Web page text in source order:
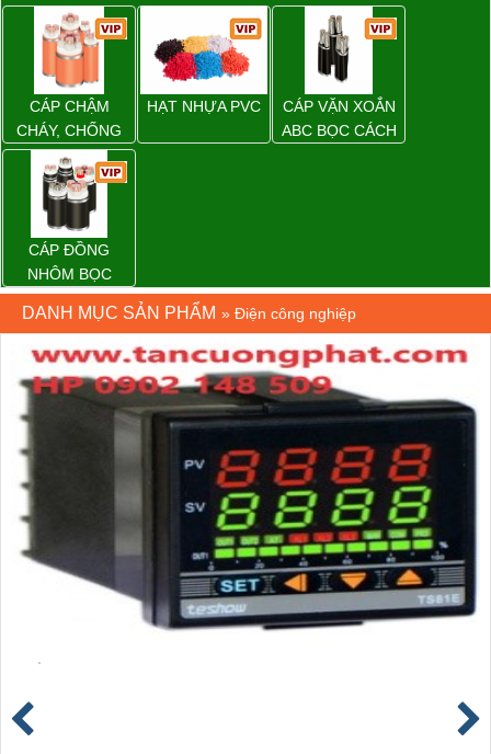
THUẬT ĐIỆN
CÁP CHẬM
CHÁY, CHỐNG
CHÁY
HẠT NHỰA PVC
CÁP VẶN XOẮN
ABC BỌC CÁCH
CÁP ĐỒNG
NHÔM BỌC
DANH MỤC SẢN PHẨM » Điện công nghiệp